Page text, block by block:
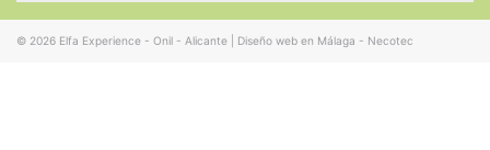
© 2026 Elfa Experience - Onil - Alicante Diseño web en Málaga - Necotec